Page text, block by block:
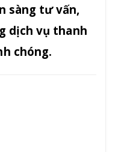
sàng tư vấn,
dịch vụ thanh
chóng.